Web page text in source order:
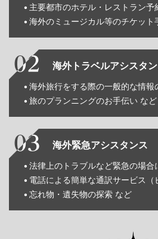
主要都市のホテル・レストラン予
海外のミュージカル等のチケット
海外トラベルアシスタ
海外旅行をする際の一般的な情報
旅のプランニングのお手伝い など
海外緊急アシスタンス
法律上のトラブルなど緊急の場合
電話による簡単な通訳サービス（
忘れ物・遺失物の探索 など